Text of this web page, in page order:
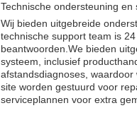
Technische ondersteuning
Wij bieden uitgebreide
technische support team is
beantwoorden.We bieden
systeem, inclusief
afstandsdiagnoses,
site worden gestuurd voor
serviceplannen voor extra